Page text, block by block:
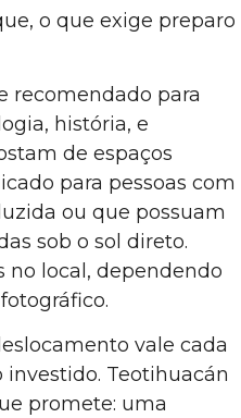
o que exige preparo
recomendado para
história, e
de espaços
para pessoas com
ou que possuam
sob o sol direto.
no local, dependendo
vale cada
Teotihuacán
promete: uma